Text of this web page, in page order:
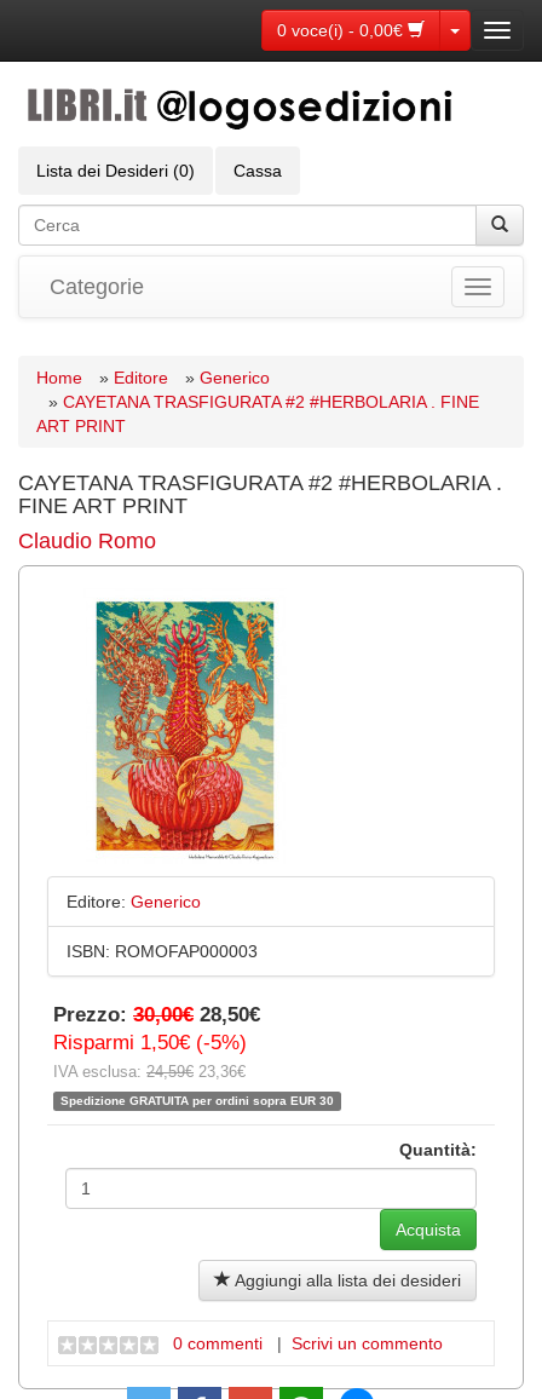
0 voce(i) - 0,00€ Toggle
Lista dei Desideri (0) Cassa
Toggle
Categorie
Home » Editore » Generico
» CAYETANA TRASFIGURATA #2 #HERBOLARIA . FINE
ART PRINT
CAYETANA TRASFIGURATA #2 #HERBOLARIA .
FINE ART PRINT
Claudio Romo
Editore: Generico
ISBN: ROMOFAP000003
Prezzo: 30,00€ 28,50€
Risparmi 1,50€ (-5%)
IVA esclusa: 24,59€ 23,36€
Spedizione GRATUITA per ordini sopra EUR 30
Quantità:
Aggiungi alla lista dei desideri
0 commenti | Scrivi un commento